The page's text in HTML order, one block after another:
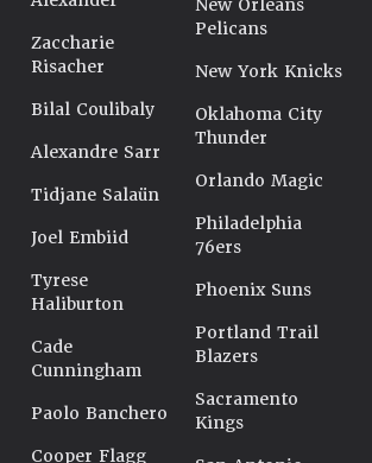
Zaccharie
Risacher
Bilal Coulibaly
Alexandre Sarr
Tidjane Salaün
Joel Embiid
Tyrese
Haliburton
Cade
Cunningham
Paolo Banchero
Cooper Flagg
New Orleans
Pelicans
New York Knicks
Oklahoma City
Thunder
Orlando Magic
Philadelphia
76ers
Phoenix Suns
Portland Trail
Blazers
Sacramento
Kings